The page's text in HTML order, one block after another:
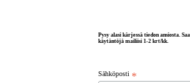
Pysy alasi kärjessä tiedon ansiosta.
käytäntöjä mailiisi 1-2 krt/kk.
Sähköposti *